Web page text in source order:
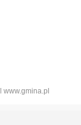
www.gmina.pl